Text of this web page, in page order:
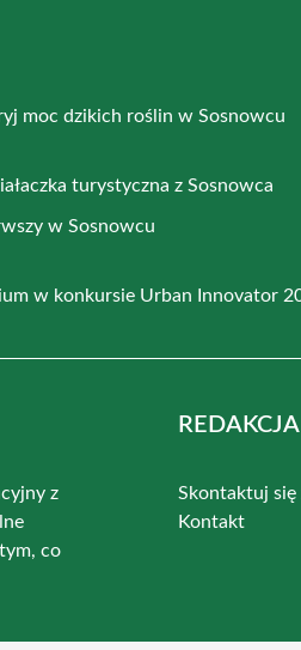
moc dzikich roślin w Sosnowcu
turystyczna z Sosnowca
w Sosnowcu
w konkursie Urban Innovator
z
co
REDAKCJA
Skontaktuj się
Kontakt